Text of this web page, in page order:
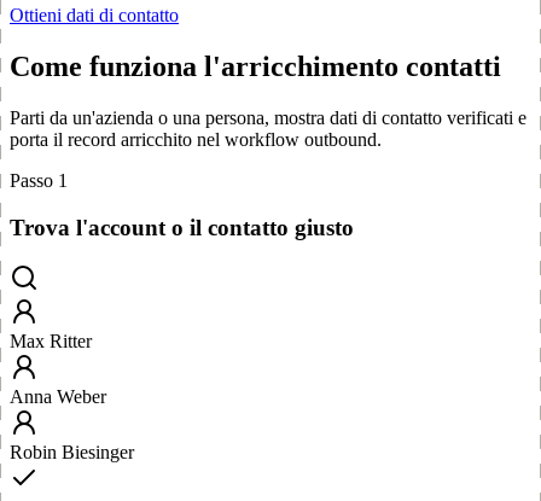
Ottieni dati di contatto
Come funziona l'arricchimento contatti
Parti da un'azienda o una persona, mostra dati di contatto verificati e
porta il record arricchito nel workflow outbound.
Passo 1
Trova l'account o il contatto giusto
Max Ritter
Anna Weber
Robin Biesinger